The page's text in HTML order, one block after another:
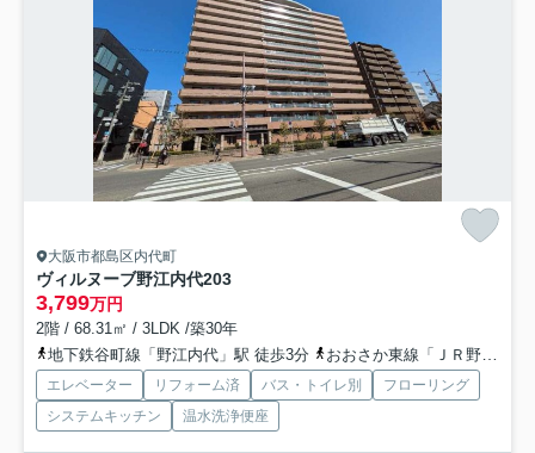
大阪市都島区内代町
ヴィルヌーブ野江内代203
3,799万円
2階 / 68.31㎡ / 3LDK /築30年
地下鉄谷町線「野江内代」駅 徒歩3分
おおさか東線「ＪＲ野江」駅 徒歩8分
エレベーター リフォーム済 バス・トイレ別
フローリング
システムキッチン
温水洗浄便座